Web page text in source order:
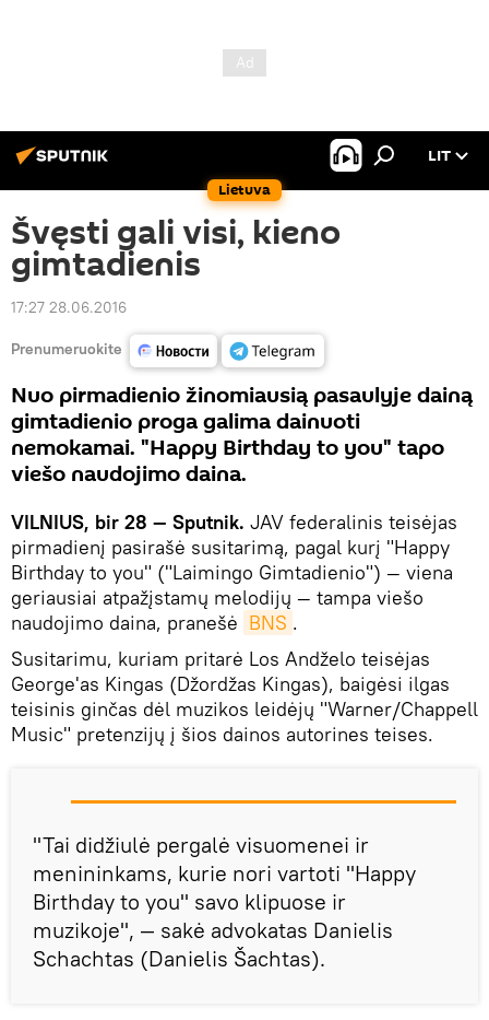
Lietuva
LIT
Švęsti gali visi, kieno
gimtadienis
17:27 28.06.2016
Prenumeruokite
Nuo pirmadienio žinomiausią pasaulyje dainą
gimtadienio proga galima dainuoti
nemokamai. "Happy Birthday to you" tapo
viešo naudojimo daina.
VILNIUS, bir 28 — Sputnik. JAV federalinis teisėjas
pirmadienį pasirašė susitarimą, pagal kurį "Happy
Birthday to you" ("Laimingo Gimtadienio") — viena
geriausiai atpažįstamų melodijų — tampa viešo
naudojimo daina, pranešė BNS .
Susitarimu, kuriam pritarė Los Andželo teisėjas
George'as Kingas (Džordžas Kingas), baigėsi ilgas
teisinis ginčas dėl muzikos leidėjų "Warner/Chappell
Music" pretenzijų į šios dainos autorines teises.
"Tai didžiulė pergalė visuomenei ir
menininkams, kurie nori vartoti "Happy
Birthday to you" savo klipuose ir
muzikoje", — sakė advokatas Danielis
Schachtas (Danielis Šachtas).